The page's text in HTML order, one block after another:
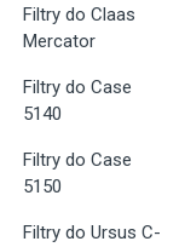
Filtry do Claas
Mercator
Filtry do Case
5140
Filtry do Case
5150
Filtry do Ursus C-